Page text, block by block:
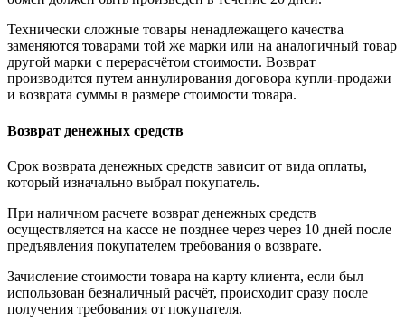
Технически сложные товары ненадлежащего качества
заменяются товарами той же марки или на аналогичный товар
другой марки с перерасчётом стоимости. Возврат
производится путем аннулирования договора купли-продажи
и возврата суммы в размере стоимости товара.
Возврат денежных средств
Срок возврата денежных средств зависит от вида оплаты,
который изначально выбрал покупатель.
При наличном расчете возврат денежных средств
осуществляется на кассе не позднее через через 10 дней после
предъявления покупателем требования о возврате.
Зачисление стоимости товара на карту клиента, если был
использован безналичный расчёт, происходит сразу после
получения требования от покупателя.